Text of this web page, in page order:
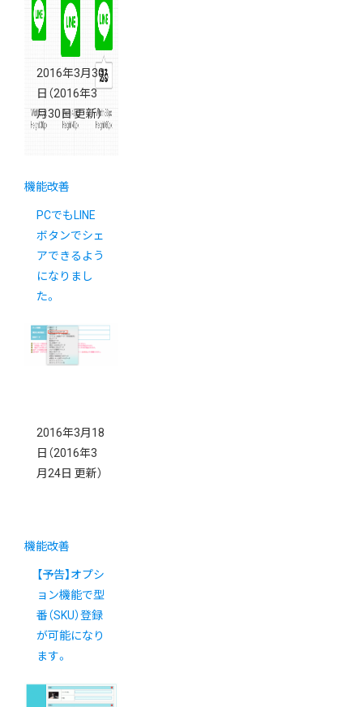
2016年3月30
日 （2016年3
月30日 更新）
機能改善
PCでもLINE
ボタンでシェ
アできるよう
になりまし
た。
2016年3月18
日 （2016年3
月24日 更新）
機能改善
【予告】オプシ
ョン機能で型
番（SKU）登録
が可能になり
ます。